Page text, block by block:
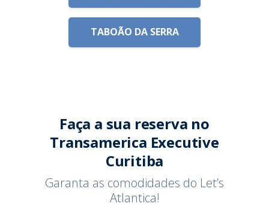
TABOÃO DA SERRA
Faça a sua reserva no
Transamerica Executive
Curitiba
Garanta as comodidades do Let’s
Atlantica!